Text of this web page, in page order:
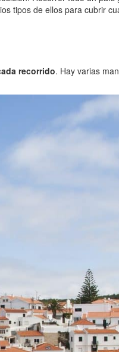
tipos de ellos para cubrir
recorrido. Hay varias